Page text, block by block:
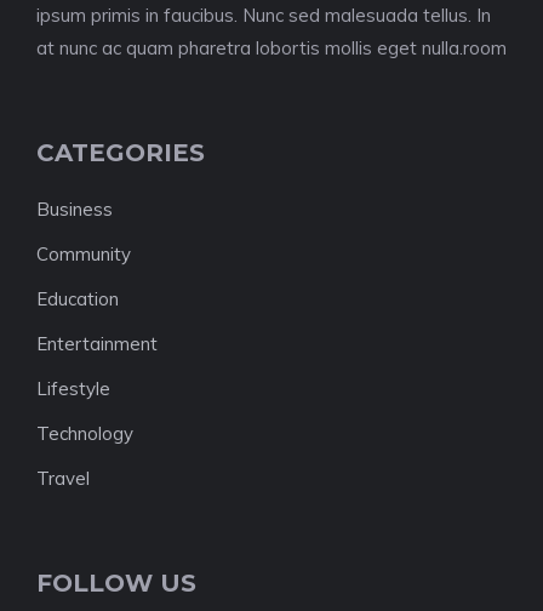
ipsum primis in faucibus. Nunc sed malesuada tellus. In
at nunc ac quam pharetra lobortis mollis eget nulla.room
CATEGORIES
Business
Community
Education
Entertainment
Lifestyle
Technology
Travel
FOLLOW US